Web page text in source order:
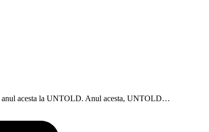
anul acesta la UNTOLD. Anul acesta, UNTOLD…